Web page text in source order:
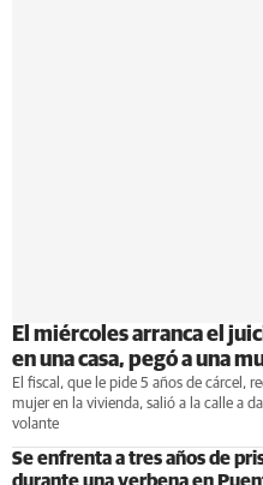
El miércoles arranca el
en una casa, pegó a una
El fiscal, que le pide 5 años de cárcel,
mujer en la vivienda, salió a la calle a
volante
Se enfrenta a tres años de